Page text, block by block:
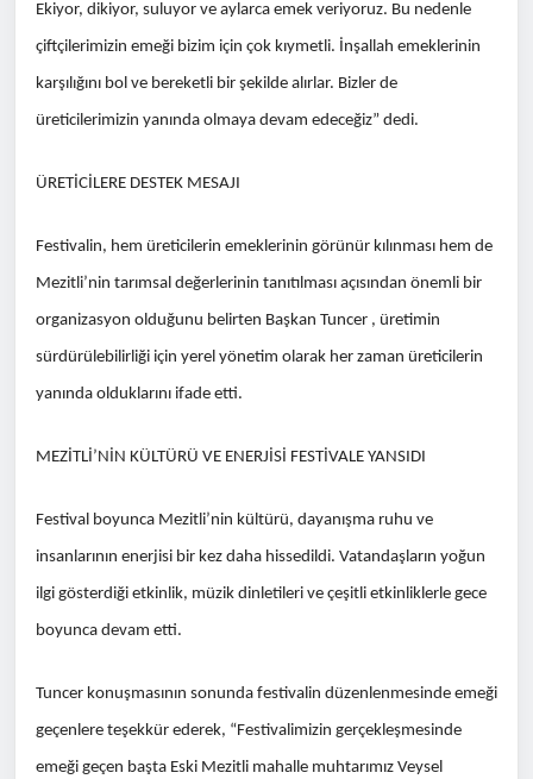
Ekiyor, dikiyor, suluyor ve aylarca emek veriyoruz. Bu nedenle
çiftçilerimizin emeği bizim için çok kıymetli. İnşallah emeklerinin
karşılığını bol ve bereketli bir şekilde alırlar. Bizler de
üreticilerimizin yanında olmaya devam edeceğiz” dedi.
ÜRETİCİLERE DESTEK MESAJI
Festivalin, hem üreticilerin emeklerinin görünür kılınması hem de
Mezitli’nin tarımsal değerlerinin tanıtılması açısından önemli bir
organizasyon olduğunu belirten Başkan Tuncer , üretimin
sürdürülebilirliği için yerel yönetim olarak her zaman üreticilerin
yanında olduklarını ifade etti.
MEZİTLİ’NİN KÜLTÜRÜ VE ENERJİSİ FESTİVALE YANSIDI
Festival boyunca Mezitli’nin kültürü, dayanışma ruhu ve
insanlarının enerjisi bir kez daha hissedildi. Vatandaşların yoğun
ilgi gösterdiği etkinlik, müzik dinletileri ve çeşitli etkinliklerle gece
boyunca devam etti.
Tuncer konuşmasının sonunda festivalin düzenlenmesinde emeği
geçenlere teşekkür ederek, “Festivalimizin gerçekleşmesinde
emeği geçen başta Eski Mezitli mahalle muhtarımız Veysel